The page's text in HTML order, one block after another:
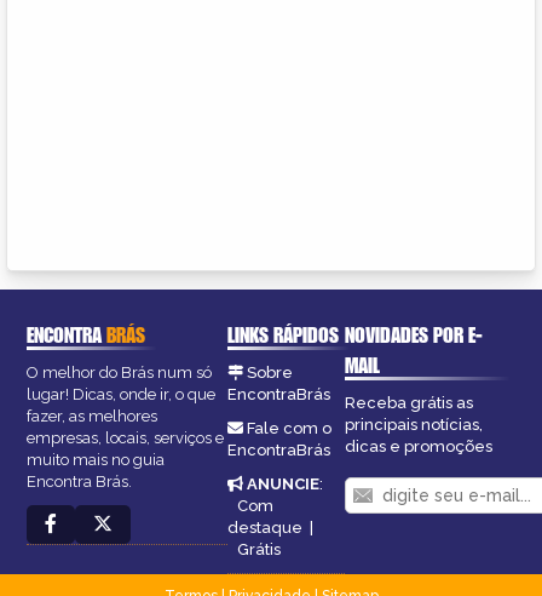
ENCONTRABRÁS
O melhor do Brás num só
lugar! Dicas, onde ir, o que
fazer, as melhores
empresas, locais, serviços e
muito mais no guia
Encontra Brás.
LINKS RÁPIDOS
Sobre
EncontraBrás
Fale com o
EncontraBrás
ANUNCIE:
Com
destaque |
Grátis
NOVIDADES POR E-
MAIL
Receba grátis as
principais notícias,
dicas e promoções